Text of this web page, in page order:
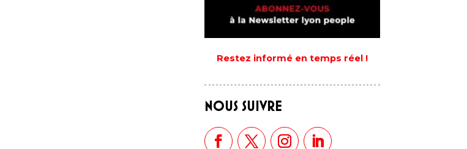
Restez informé en temps réel !
NOUS SUIVRE